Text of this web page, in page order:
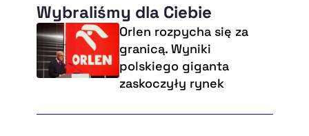
Wybraliśmy dla Ciebie
Orlen rozpycha się za
granicą. Wyniki
polskiego giganta
zaskoczyły rynek